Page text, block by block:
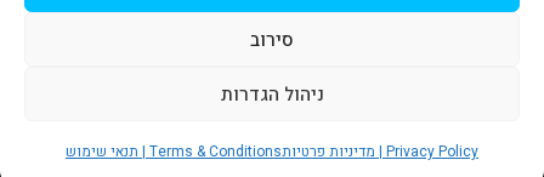
סירוב
ניהול הגדרות
תנאי שימוש | Terms & Conditions מדיניות פרטיות | Privacy Policy
© כל הזכויות שמורות לאיריס עשת כהן-גלריה לאמנות